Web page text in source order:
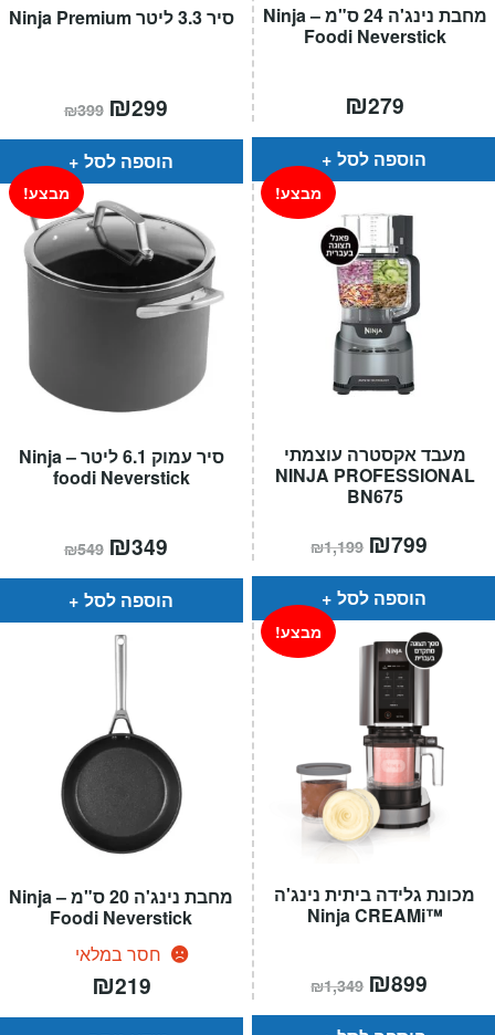
סיר 3.3 ליטר Ninja Premium
₪399 המחיר
המקורי
היה:
₪399.
₪299
הוא:
הוספה לסל
מחבת נינג'ה 24 ס"מ – Ninja
Foodi Neverstick
₪279
הוספה לסל
סיר עמוק 6.1 ליטר – Ninja
foodi Neverstick
מבצע!
₪549 המחיר
המקורי
היה:
₪549.
₪349
הוא:
הוספה לסל
מעבד אקסטרה עוצמתי
NINJA PROFESSIONAL
BN675
מבצע!
₪1,199 המחיר
המקורי
היה:
₪799
הוא:
הוספה לסל
מחבת נינג'ה 20 ס"מ – Ninja
Foodi Neverstick
חסר במלאי
₪219
מכונת גלידה ביתית נינג'ה
™Ninja CREAMi
מבצע!
₪1,349 המחיר
המקורי
היה:
₪899
הוא: